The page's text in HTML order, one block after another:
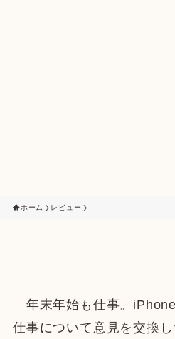
ホーム レビュー
年末年始も仕事。iPhone
仕事について意見を交換